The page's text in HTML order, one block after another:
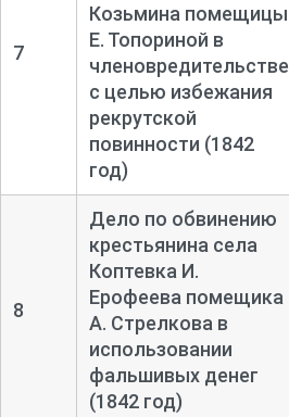
7
Козьмина помещицы
Е. Топориной в
членовредительстве
с целью избежания
рекрутской
повинности (1842
год)
8
Дело по обвинению
крестьянина села
Коптевка И.
Ерофеева помещика
А. Стрелкова в
использовании
фальшивых денег
(1842 год)